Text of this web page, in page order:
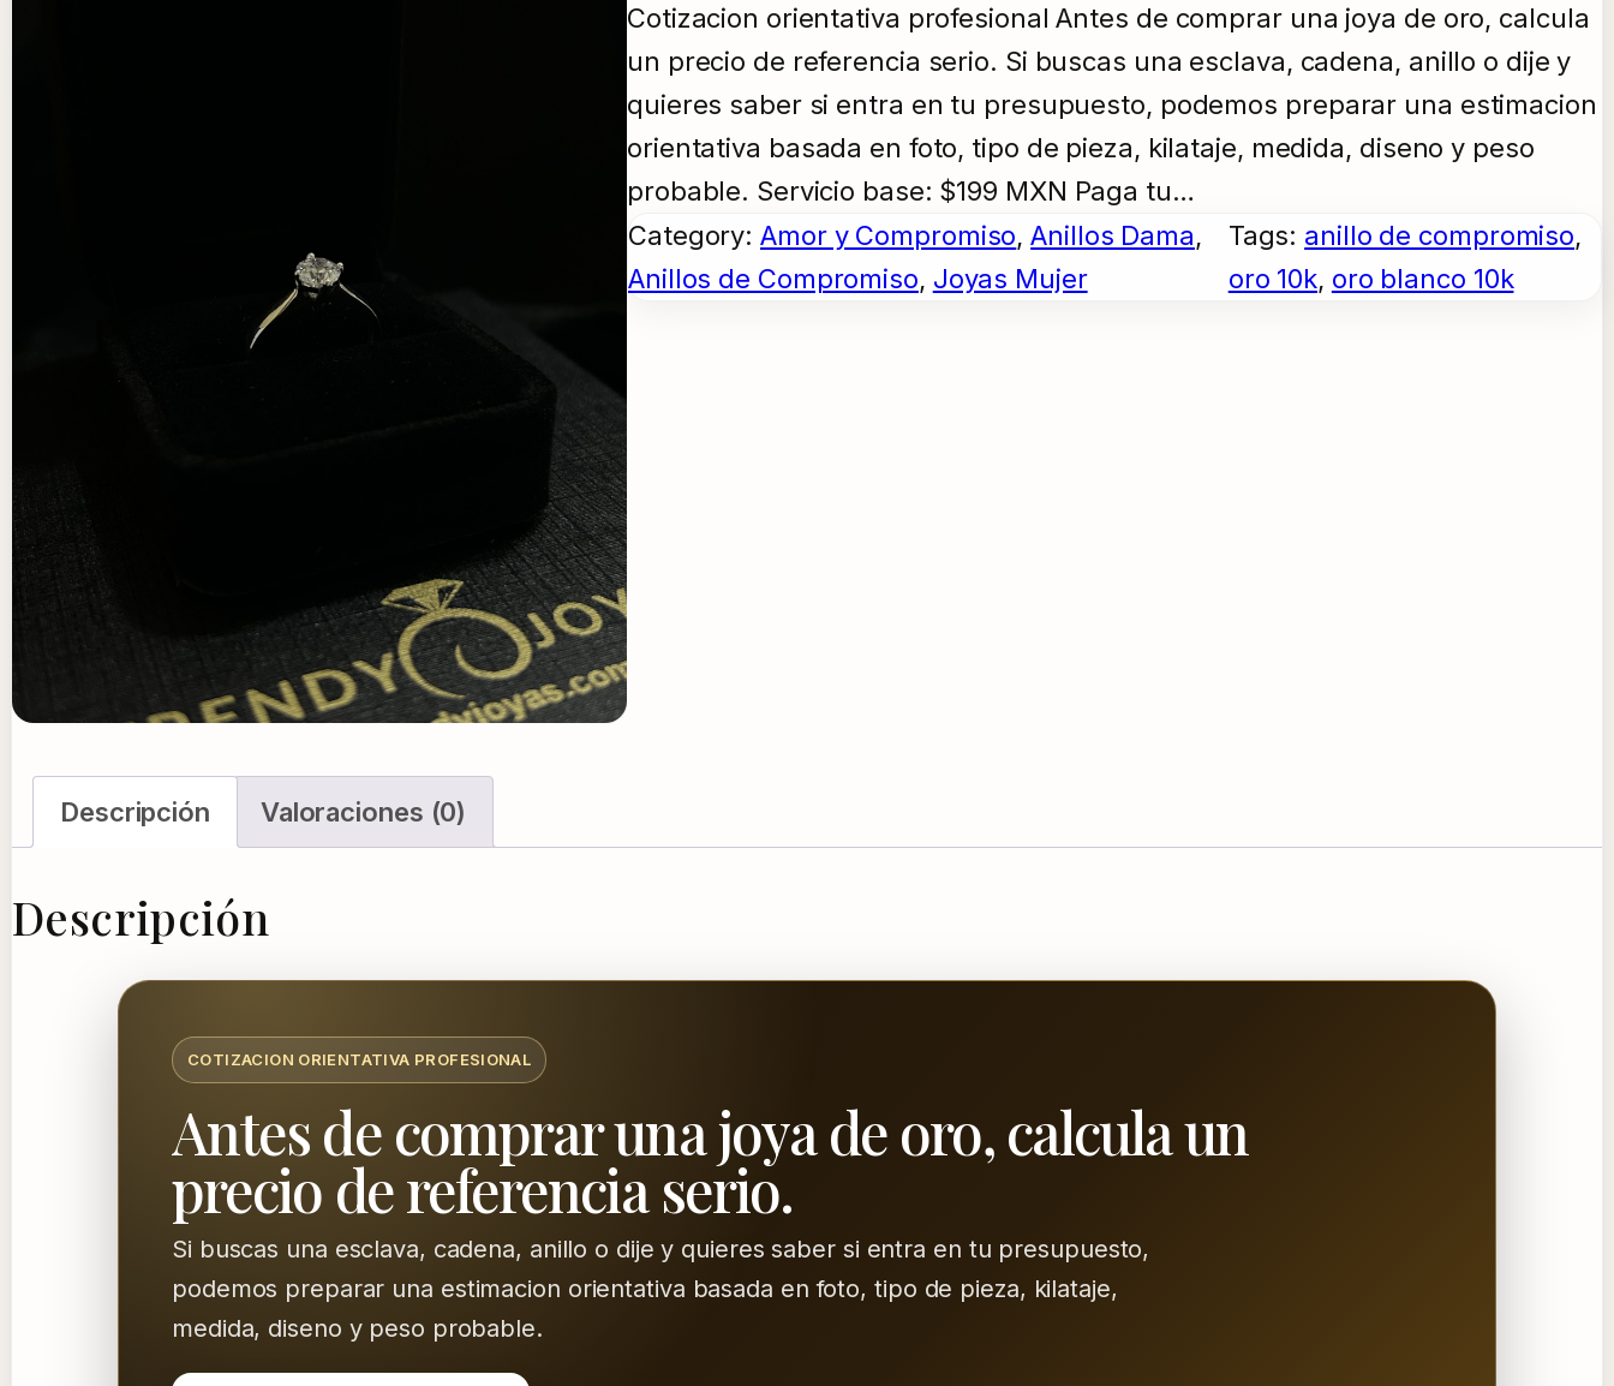
Cotizacion orientativa profesional Antes de comprar una joya de oro, calcula
un precio de referencia serio. Si buscas una esclava, cadena, anillo o dije y
quieres saber si entra en tu presupuesto, podemos preparar una estimacion
orientativa basada en foto, tipo de pieza, kilataje, medida, diseno y peso
probable. Servicio base: $199 MXN Paga tu…
Category:Amor y Compromiso, Anillos Dama
Anillos de Compromiso, Joyas Mujer
Tags: anillo de compromiso
oro 10k, oro blanco 10k
Descripción Valoraciones (0)
Descripción
COTIZACION ORIENTATIVA PROFESIONAL
Antes de comprar una joya de oro, calcula un
precio de referencia serio.
Si buscas una esclava, cadena, anillo o dije y quieres saber si entra en tu presupuesto,
podemos preparar una estimacion orientativa basada en foto, tipo de pieza, kilataje,
medida, diseno y peso probable.